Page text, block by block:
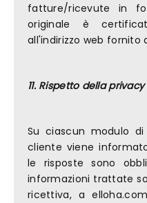
fatture/ricevute in
originale è
all'indirizzo web fornito
11. Rispetto della privacy
Su ciascun modulo
cliente viene
le risposte sono
informazioni trattate
ricettiva, a